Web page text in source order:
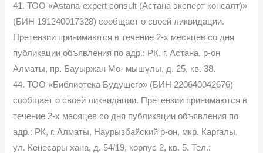
41. ТОО «Astana-expert consult (Астана эксперт консалт)»
(БИН 191240017328) сообщает о своей ликвидации.
Претензии принимаются в течение 2-х месяцев со дня
публикации объявления по адр.: РК, г. Астана, р-он
Алматы, пр. Бауыржан Мо- мышұлы, д. 25, кв. 38.
44. ТОО «Библиотека Будущего» (БИН 220640042676)
сообщает о своей ликвидации. Претензии принимаются в
течение 2-х месяцев со дня публикации объявления по
адр.: РК, г. Алматы, Наурызбайский р-он, мкр. Каргалы,
ул. Кенесары хана, д. 54/19, корпус 2, кв. 5. Тел.: